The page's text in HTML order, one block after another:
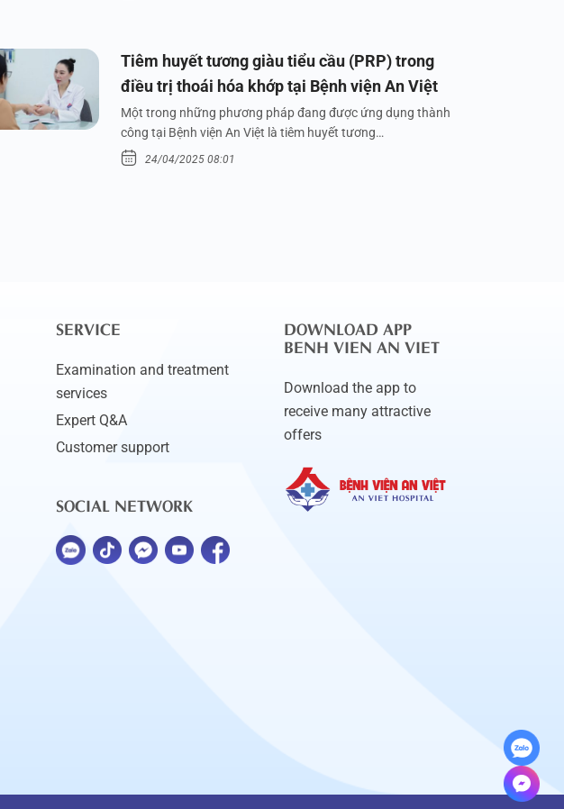
Tiêm huyết tương giàu tiểu cầu (PRP) trong
điều trị thoái hóa khớp tại Bệnh viện An Việt
Một trong những phương pháp đang được ứng dụng thành
công tại Bệnh viện An Việt là tiêm huyết tương…
24/04/2025 08:01
SERVICE
Examination and treatment
services
Expert Q&A
Customer support
SOCIAL NETWORK
DOWNLOAD APP
BENH VIEN AN VIET
Download the app to
receive many attractive
offers